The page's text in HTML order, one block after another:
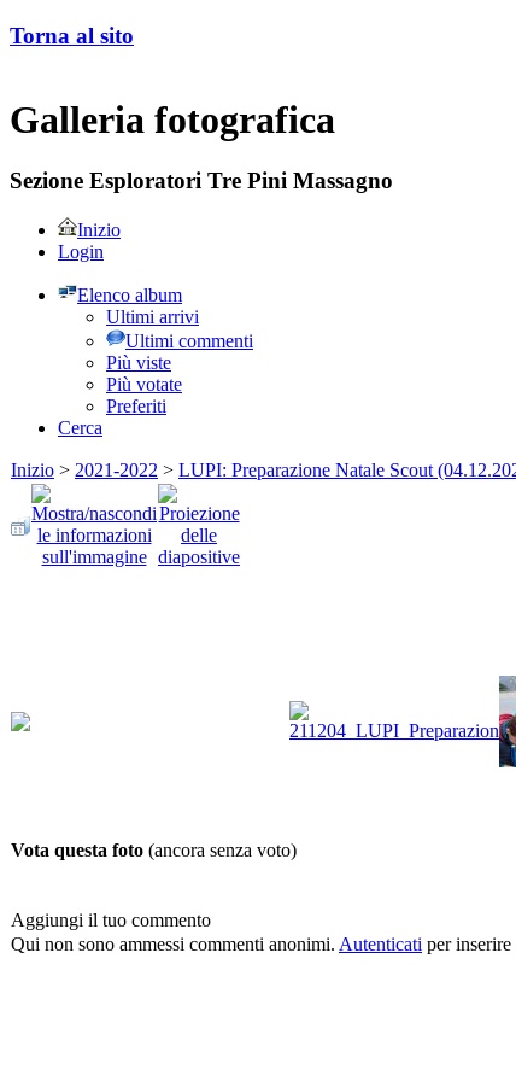
Torna al sito
Galleria fotografica
Sezione Esploratori Tre Pini Massagno
Inizio
Login
Elenco album
Ultimi arrivi
Ultimi commenti
Più viste
Più votate
Preferiti
Cerca
Inizio > 2021-2022 > LUPI: Preparazione Natale Scout
Vota questa foto (ancora senza voto)
Aggiungi il tuo commento
Qui non sono ammessi commenti anonimi. Autenticati per